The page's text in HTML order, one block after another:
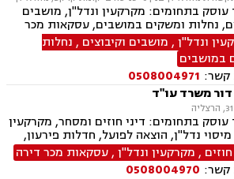
בתחומים: מקרקעין ונדל"ן, מושבים
נחלות ומשקים במושבים, עסקאות מכר
נדל"ן, ייפוי כוח מתמשך, הסכמי ממון,
עסקאות מתנה, אפוטרופסות, רשויות
אגודות שיתופיות, גישור ובוררות, דיני
ונדל"ן, מושבים וקיבוצים , נחלות
במושבים
קשר: 0508004971
משרד עו"ד
בתחומים: דיני חוזים ומסחר, מקרקעין
מיסוי נדל"ן, הוצאה לפועל, חדלות פירעון,
משפט אזרחי., מקרקעין ונדל"ן,עסקאות מכר דירה
קשר: 0508004970